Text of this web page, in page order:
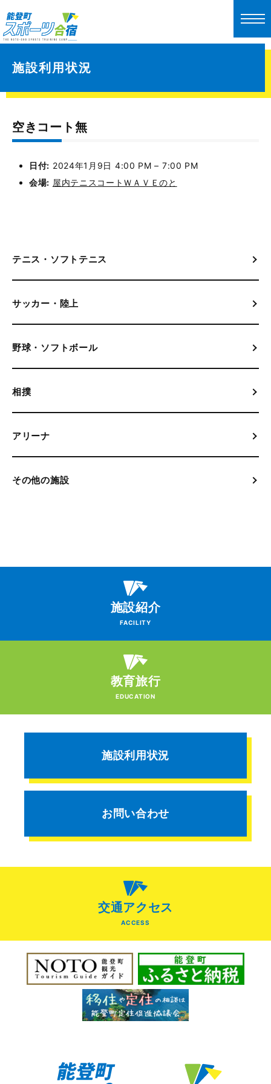
施設利用状況
空きコート無
日付: 2024年1月9日 4:00 PM – 7:00 PM
会場: 屋内テニスコートＷＡＶＥのと
テニス・ソフトテニス
サッカー・陸上
野球・ソフトボール
相撲
アリーナ
その他の施設
施設紹介
FACILITY
教育旅行
EDUCATION
施設利用状況
お問い合わせ
交通アクセス
ACCESS